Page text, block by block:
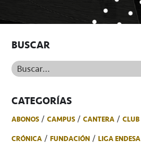
BUSCAR
Buscar...
CATEGORÍAS
ABONOS CAMPUS CANTERA
CLUB
CRÓNICA
FUNDACIÓN
LIGA ENDESA